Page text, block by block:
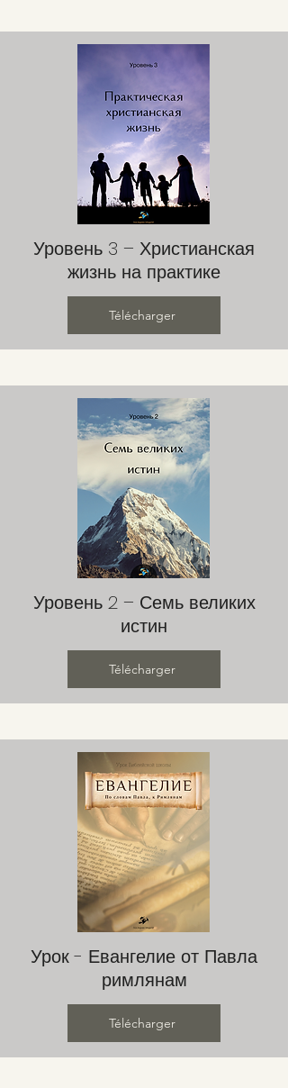
Уровень 3 – Христианская
жизнь на практике
Télécharger
Уровень 2 – Семь великих
истин
Télécharger
Урок - Евангелие от Павла
римлянам
Télécharger